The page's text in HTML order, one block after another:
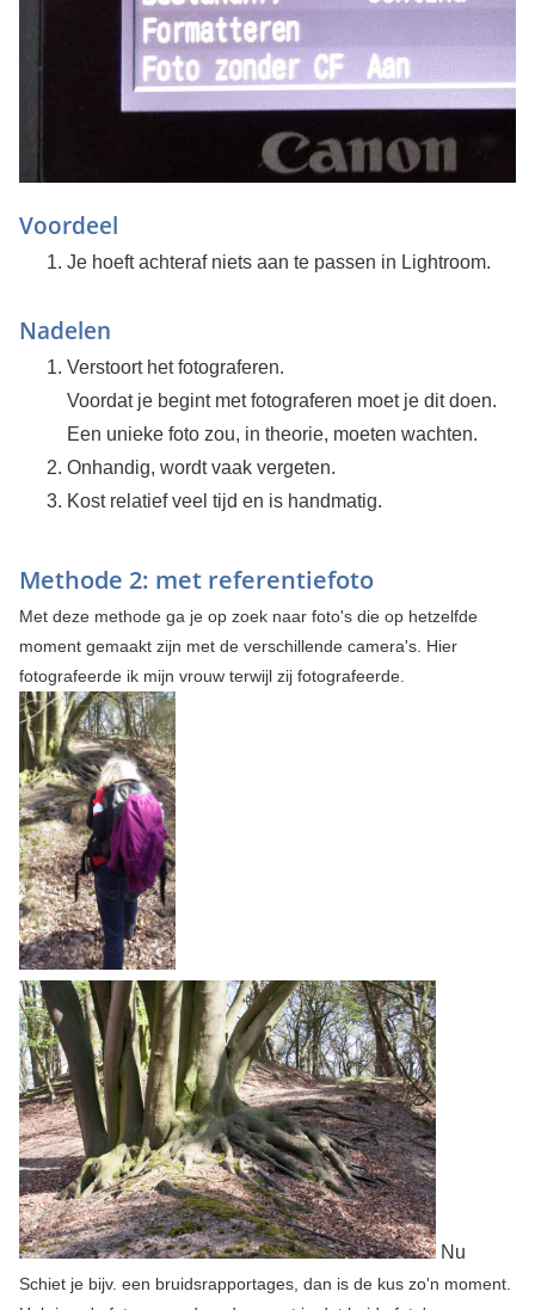
Voordeel
Je hoeft achteraf niets aan te passen in Lightroom.
Nadelen
Verstoort het fotograferen.
Voordat je begint met fotograferen moet je dit doen.
Een unieke foto zou, in theorie, moeten wachten.
Onhandig, wordt vaak vergeten.
Kost relatief veel tijd en is handmatig.
Methode 2: met referentiefoto
Met deze methode ga je op zoek naar foto's die op hetzelfde
moment gemaakt zijn met de verschillende camera's. Hier
fotografeerde ik mijn vrouw terwijl zij fotografeerde.
Schiet je bijv. een bruidsrapportages, dan is de kus zo'n moment.
Nu